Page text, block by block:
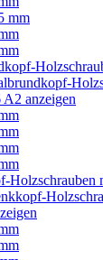
mm
A2 anzeigen